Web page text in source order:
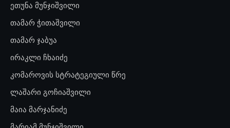
ეთუნა მუნჯიშვილი
თამარ ჭითაშვილი
თამარ ჯაბუა
ირაკლი ჩხაიძე
კომაროვის სტრატეგიული წრე
ლაშარი გოჩიაშვილი
მაია მარჯანიძე